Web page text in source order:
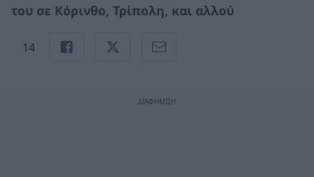
του σε Κόρινθο, Τρίπολη, και αλλού
14